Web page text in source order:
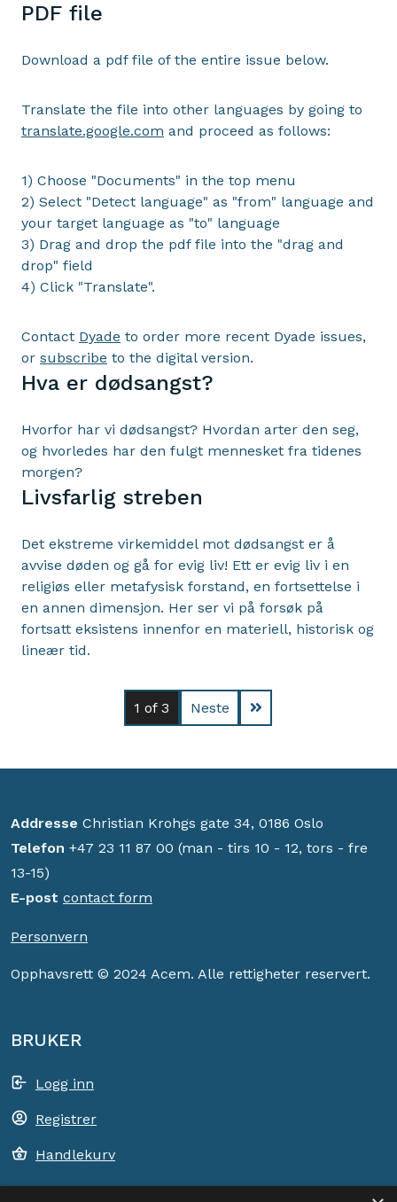
PDF file
Download a pdf file of the entire issue below.
Translate the file into other languages by going to
translate.google.com and proceed as follows:
1) Choose "Documents" in the top menu
2) Select "Detect language" as "from" language and
your target language as "to" language
3) Drag and drop the pdf file into the "drag and
drop" field
4) Click "Translate".
Contact Dyade to order more recent Dyade issues,
or subscribe to the digital version.
Hva er dødsangst?
Hvorfor har vi dødsangst? Hvordan arter den seg,
og hvorledes har den fulgt mennesket fra tidenes
morgen?
Livsfarlig streben
Det ekstreme virkemiddel mot dødsangst er å
avvise døden og gå for evig liv! Ett er evig liv i en
religiøs eller metafysisk forstand, en fortsettelse i
en annen dimensjon. Her ser vi på forsøk på
fortsatt eksistens innenfor en materiell, historisk og
lineær tid.
1 of 3 Neste
Addresse Christian Krohgs gate 34, 0186 Oslo
Telefon +47 23 11 87 00 (man - tirs 10 - 12, tors - fre
13-15)
E-post contact form
Personvern
Opphavsrett © 2024 Acem. Alle rettigheter reservert.
BRUKER
Logg inn
Registrer
Handlekurv